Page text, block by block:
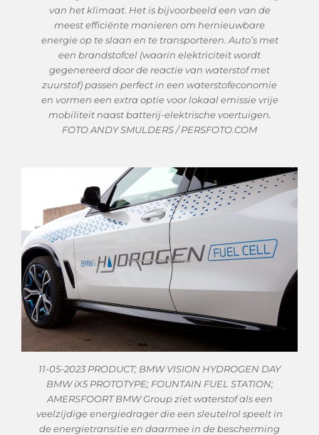
van het klimaat. Het is bijvoorbeeld een van de
meest efficiënte manieren om hernieuwbare
energie op te slaan en te transporteren. Auto’s met
een brandstofcel (waarin elektriciteit wordt
gegenereerd door de reactie van waterstof met
zuurstof) passen perfect in een waterstofeconomie
en vormen een extra optie voor lokaal emissie vrije
mobiliteit naast batterij-elektrische voertuigen.
FOTO ANDY SMULDERS / PERSFOTO.COM
11-05-2023 PRODUCT; BMW VISION HYDROGEN DAY
BMW iX5 PROTOTYPE; FOUNTAIN FUEL STATION;
AMERSFOORT BMW Group ziet waterstof als een
veelzijdige energiedrager die een sleutelrol speelt in
de energietransitie en daarmee in de bescherming